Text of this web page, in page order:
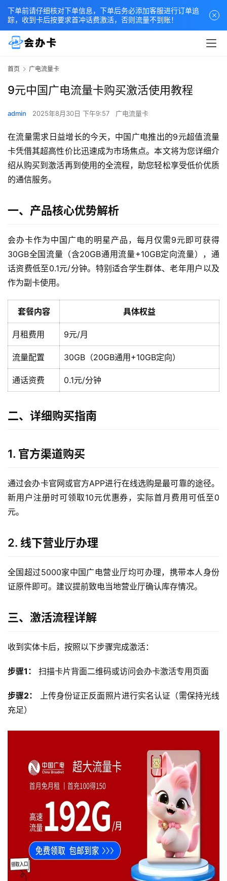
首
首页 广电流量卡
9元中国广电流量卡购买激活使用教程
admin 2025年8月30日 下午9:57 广电流量卡
在流量需求日益增长的今天，中国广电推出的9元超值流量
卡凭借其超高性价比迅速成为市场焦点。本文将为您详细介
绍从购买到激活再到使用的全流程，助您轻松享受低价优质
的通信服务。
一、产品核心优势解析
会办卡作为中国广电的明星产品，每月仅需9元即可获得
30GB全国流量（含20GB通用流量+10GB定向流量），通
话资费低至0.1元/分钟。特别适合学生群体、老年用户以及
作为副卡使用。
套餐内容 具体权益
月租费用 9元/月
流量配置 30GB（20GB通用+10GB定向）
通话资费 0.1元/分钟
二、详细购买指南
1. 官方渠道购买
通过会办卡官网或官方APP进行在线选购是最可靠的途径。
新用户注册时可领取10元优惠券，实际首月费用可低至0
元。
2. 线下营业厅办理
全国超过5000家中国广电营业厅均可办理，携带本人身份
证原件即可。建议提前致电当地营业厅确认库存情况。
三、激活流程详解
收到实体卡后，按照以下步骤完成激活：
步骤1： 扫描卡片背面二维码或访问会办卡激活专用页面
步骤2：
上传身份证正反面照片进行实名认证（需保持光线
充足）
下单前请仔细核对下单信息，下单后务必添加客服进行订单追
踪，收到卡后按要求首冲话费激活，否则流量不到账！